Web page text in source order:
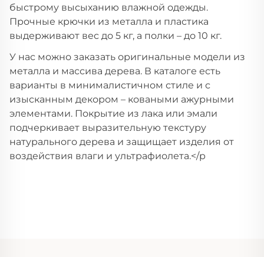
быстрому высыханию влажной одежды.
Прочные крючки из металла и пластика
выдерживают вес до 5 кг, а полки – до 10 кг.
У нас можно заказать оригинальные модели из
металла и массива дерева. В каталоге есть
варианты в минималистичном стиле и с
изысканным декором – коваными ажурными
элементами. Покрытие из лака или эмали
подчеркивает выразительную текстуру
натурального дерева и защищает изделия от
воздействия влаги и ультрафиолета.</p